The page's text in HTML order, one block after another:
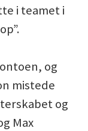
i teamet i
og
mistede
og
Max